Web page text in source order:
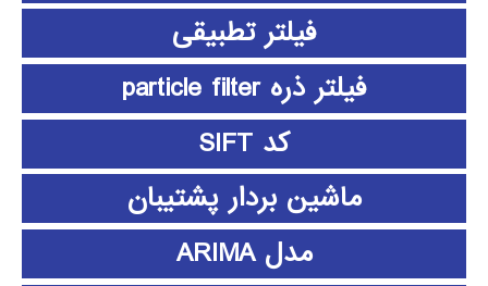
فیلتر تطبیقی
فیلتر ذره particle filter
کد SIFT
ماشین بردار پشتیبان
مدل ARIMA